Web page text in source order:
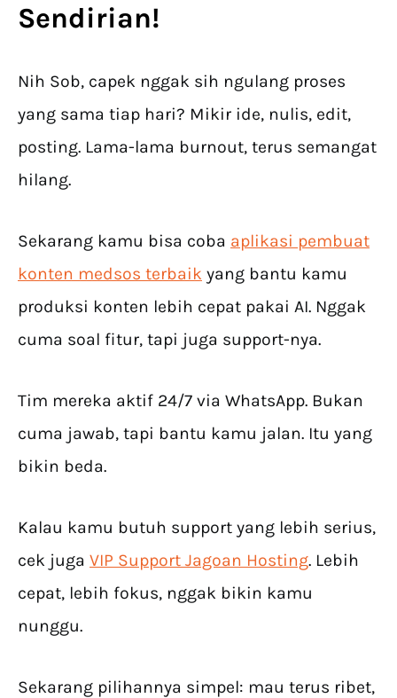
Sendirian!
Nih Sob, capek nggak sih ngulang proses
yang sama tiap hari? Mikir ide, nulis, edit,
posting. Lama-lama burnout, terus semangat
hilang.
Sekarang kamu bisa coba aplikasi pembuat
konten medsos terbaik yang bantu kamu
produksi konten lebih cepat pakai AI. Nggak
cuma soal fitur, tapi juga support-nya.
Tim mereka aktif 24/7 via WhatsApp. Bukan
cuma jawab, tapi bantu kamu jalan. Itu yang
bikin beda.
Kalau kamu butuh support yang lebih serius,
cek juga VIP Support Jagoan Hosting. Lebih
cepat, lebih fokus, nggak bikin kamu
nunggu.
Sekarang pilihannya simpel: mau terus ribet,